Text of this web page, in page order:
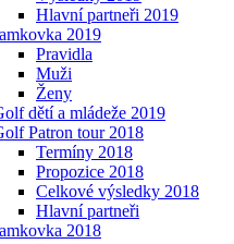
Hlavní partneři 2019
2019
Pravidla
Muži
Ženy
dětí a mládeže 2019
Patron tour 2018
Termíny 2018
Propozice 2018
Celkové výsledky 2018
Hlavní partneři
2018